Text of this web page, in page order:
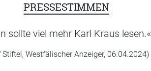
PRESSESTIMMEN
sollte viel mehr Karl Kraus lesen.«
Stiftel, Westfälischer Anzeiger, 06.04.2024)